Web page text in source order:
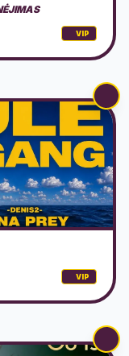
VIP
VIP